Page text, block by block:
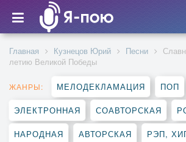
Главная Кузнецов Юрий Песни
летию Великой Победы
ЖАНРЫ: МЕЛОДЕКЛАМАЦИЯ ПОП
ЭЛЕКТРОННАЯ СОАВТОРСКАЯ
НАРОДНАЯ АВТОРСКАЯ РЭП,